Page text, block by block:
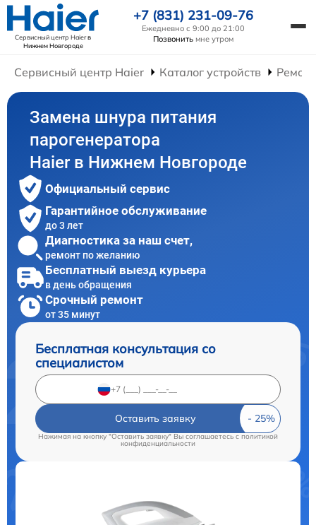
Сервисный центр Haierв
Нижнем Новгороде
+7 (831) 231-09-76
Ежедневно с 9:00 до 21:00
Позвонить мне утром
Сервисный центр Haier Каталог устройств
Замена шнура питания
парогенератора
Haier в Нижнем Новгороде
Официальный сервис
Гарантийное обслуживание
до 3 лет
Диагностика за наш счет,
ремонт по желанию
Бесплатный выезд курьера
в день обращения
Срочный ремонт
от 35 минут
Бесплатная консультация со
специалистом
Оставить заявку
Нажимая на кнопку "Оставить заявку" Вы соглашаетесь cполитикой
конфиденциальности